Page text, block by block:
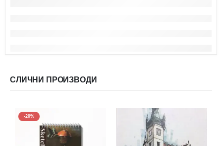
СЛИЧНИ ПРОИЗВОДИ
-20%